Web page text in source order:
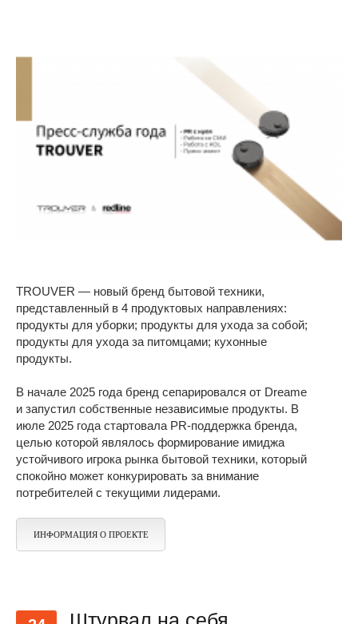
TROUVER — новый бренд бытовой техники,
представленный в 4 продуктовых направлениях:
продукты для уборки; продукты для ухода за собой;
продукты для ухода за питомцами; кухонные
продукты.
В начале 2025 года бренд сепарировался от Dreame
и запустил собственные независимые продукты. В
июле 2025 года стартовала PR-поддержка бренда,
целью которой являлось формирование имиджа
устойчивого игрока рынка бытовой техники, который
спокойно может конкурировать за внимание
потребителей с текущими лидерами.
ИНФОРМАЦИЯ О ПРОЕКТЕ